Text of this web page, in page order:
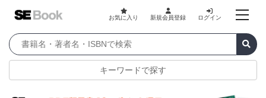
お気に入り 新規会員登録 ログイン
キーワードで探す